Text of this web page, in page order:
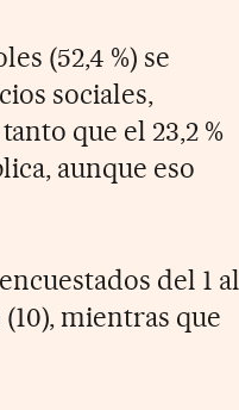
(52,4 %) se
sociales,
que el 23,2 %
aunque eso
del 1 al
mientras que